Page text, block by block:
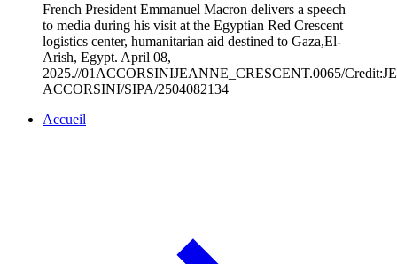
French President Emmanuel Macron delivers a speech
to media during his visit at the Egyptian Red Crescent
logistics center, humanitarian aid destined to Gaza,El-
Arish, Egypt. April 08,
2025.//01ACCORSINIJEANNE_CRESCENT.0065/
ACCORSINI/SIPA/2504082134
Accueil